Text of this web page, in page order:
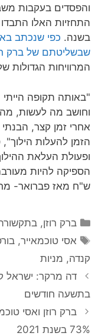
והפסדים בעקבות
בשנה. כפי שנכתב
שבשליטתם של ברק
המרוויחות הגדולות
"באותה תקופה
וחושב מה לעשות, מה
אחרי זמן קצר,
הזמן להעלות
ופעולת העלאת
ש"ח מאז פברואר- מרץ
קטגוריות
ברק רוזן,
תגיות
אסי טוכמאייר,
קנדה, מניות
בתשעה חודשים
ברק רוזן ואסי
73% בשנת 2021